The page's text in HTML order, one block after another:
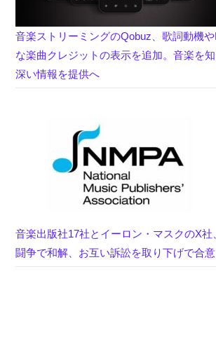
音楽ストリーミングのQobuz、歌詞動機
な楽曲クレジットの表示を追加。音楽を
深い情報を提供へ
音楽出版社17社とイーロン・マスクのX社
闘争で和解、お互い訴訟を取り下げで合意